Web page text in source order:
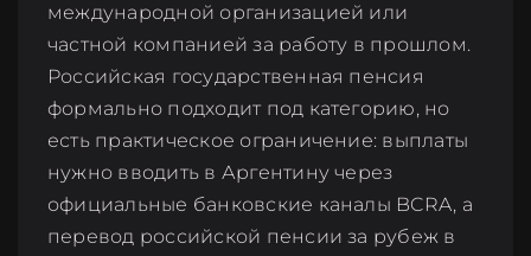
международной организацией или
частной компанией за работу в прошлом.
Российская государственная пенсия
формально подходит под категорию, но
есть практическое ограничение: выплаты
нужно вводить в Аргентину через
официальные банковские каналы BCRA, а
перевод российской пенсии за рубеж в